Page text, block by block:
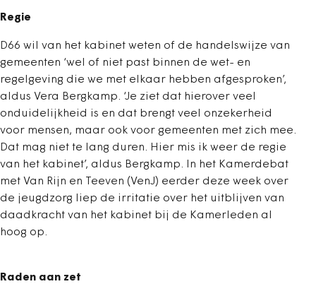
Regie
D66 wil van het kabinet weten of de handelswijze van
gemeenten ‘wel of niet past binnen de wet- en
regelgeving die we met elkaar hebben afgesproken’,
aldus Vera Bergkamp. ‘Je ziet dat hierover veel
onduidelijkheid is en dat brengt veel onzekerheid
voor mensen, maar ook voor gemeenten met zich mee.
Dat mag niet te lang duren. Hier mis ik weer de regie
van het kabinet’, aldus Bergkamp. In het Kamerdebat
met Van Rijn en Teeven (VenJ) eerder deze week over
de jeugdzorg liep de irritatie over het uitblijven van
daadkracht van het kabinet bij de Kamerleden al
hoog op.
Raden aan zet